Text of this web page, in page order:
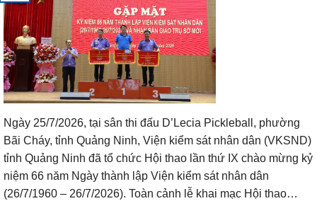
Ngày 25/7/2026, tại sân thi đấu D’Lecia Pickleball, phường
Bãi Cháy, tỉnh Quảng Ninh, Viện kiểm sát nhân dân (VKSND)
tỉnh Quảng Ninh đã tổ chức Hội thao lần thứ IX chào mừng kỷ
niệm 66 năm Ngày thành lập Viện kiểm sát nhân dân
(26/7/1960 – 26/7/2026). Toàn cảnh lễ khai mạc Hội thao…